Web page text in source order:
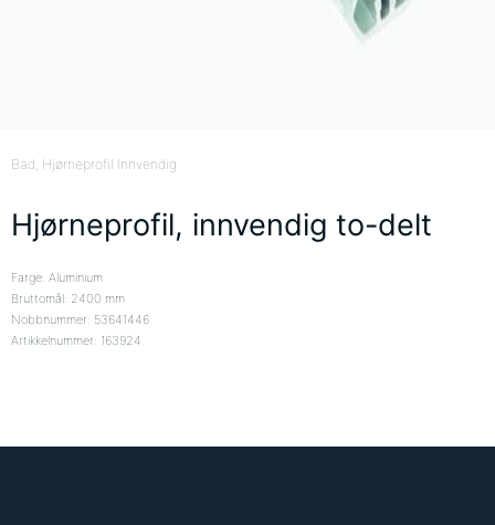
Bad, Hjørneprofil Innvendig
Hjørneprofil, innvendig to-delt
Farge: Aluminium
Bruttomål: 2400 mm
Nobbnummer: 53641446
Artikkelnummer: 163924